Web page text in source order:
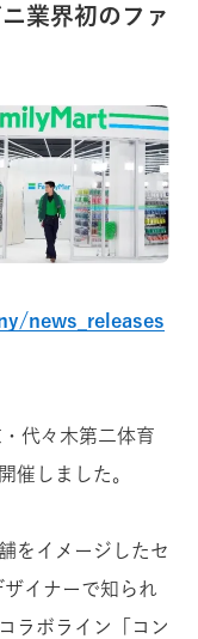
業界初のファ
news_releases
代々木第二体育
開催しました。
をイメージしたセ
イナーで知られ
ラボライン「コン